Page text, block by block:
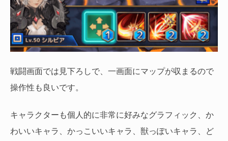
戦闘画面では見下ろしで、一画面にマップが収まるので
操作性も良いです。
キャラクターも個人的に非常に好みなグラフィック、か
わいいキャラ、かっこいいキャラ、獣っぽいキャラ、ど